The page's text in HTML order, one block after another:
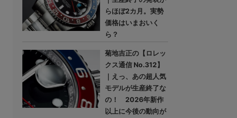
らほぼ2カ月。実勢
価格はいまおいく
ら？
菊地吉正の【ロレッ
クス通信 No.312】
｜えっ、あの超人気
モデルが生産終了な
の！ 2026年新作
以上に今後の動向が